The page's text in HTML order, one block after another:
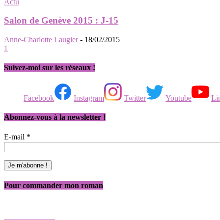
Salon de Genève 2015 : J-15
Anne-Charlotte Laugier - 18/02/2015
1
Suivez-moi sur les réseaux !
Facebook Instagram Twitter Youtube
Abonnez-vous à la newsletter !
E-mail *
Pour commander mon roman